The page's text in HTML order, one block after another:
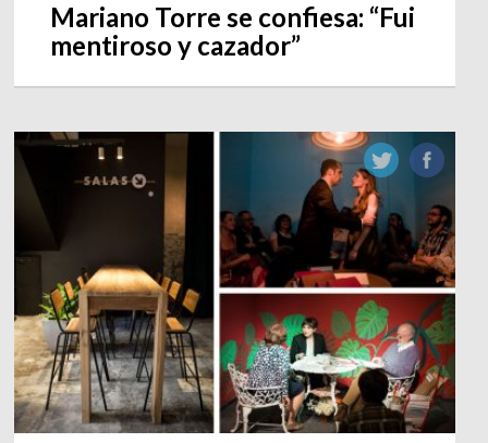
Mariano Torre se confiesa: “Fui
mentiroso y cazador”